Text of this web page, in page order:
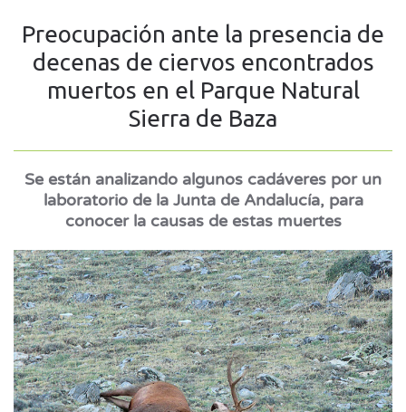
Preocupación ante la presencia de
decenas de ciervos encontrados
muertos en el Parque Natural
Sierra de Baza
Se están analizando algunos cadáveres por un
laboratorio de la Junta de Andalucía, para
conocer la causas de estas muertes